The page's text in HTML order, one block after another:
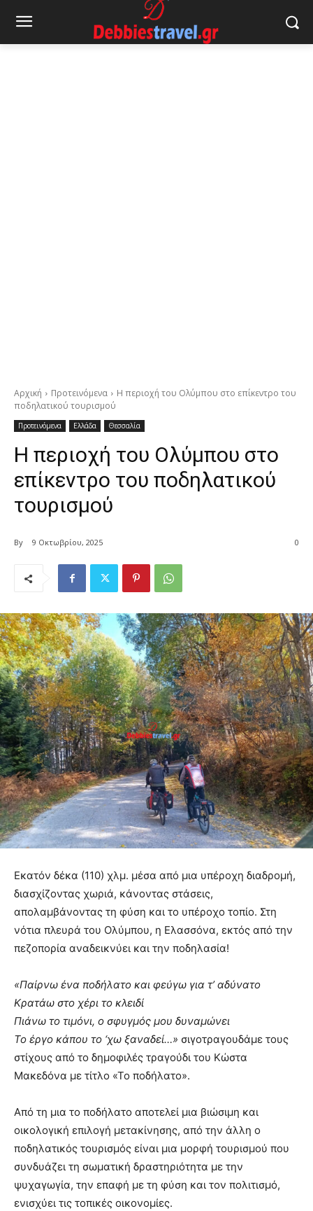
Αρχική Προτεινόμενα
Η περιοχή του Ολύμπου στο επίκεντρο του
ποδηλατικού τουρισμού
Προτεινόμενα Ελλάδα Θεσσαλία
Η περιοχή του Ολύμπου στο
επίκεντρο του ποδηλατικού
τουρισμού
By 9 Οκτωβρίου, 2025 0
Εκατόν δέκα (110) χλμ. μέσα από μια υπέροχη διαδρομή,
διασχίζοντας χωριά, κάνοντας στάσεις,
απολαμβάνοντας τη φύση και το υπέροχο τοπίο. Στη
νότια πλευρά του Ολύμπου, η Ελασσόνα, εκτός από την
πεζοπορία αναδεικνύει και την ποδηλασία!
«Παίρνω ένα ποδήλατο και φεύγω για τ’ αδύνατο
Κρατάω στο χέρι το κλειδί
Πιάνω το τιμόνι, ο σφυγμός μου δυναμώνει
Το έργο κάπου το ‘χω ξαναδεί…» σιγοτραγουδάμε τους
στίχους από το δημοφιλές τραγούδι του Κώστα
Μακεδόνα με τίτλο «Το ποδήλατο».
Από τη μια το ποδήλατο αποτελεί μια βιώσιμη και
οικολογική επιλογή μετακίνησης, από την άλλη ο
ποδηλατικός τουρισμός είναι μια μορφή τουρισμού που
συνδυάζει τη σωματική δραστηριότητα με την
ψυχαγωγία, την επαφή με τη φύση και τον πολιτισμό,
ενισχύει τις τοπικές οικονομίες.